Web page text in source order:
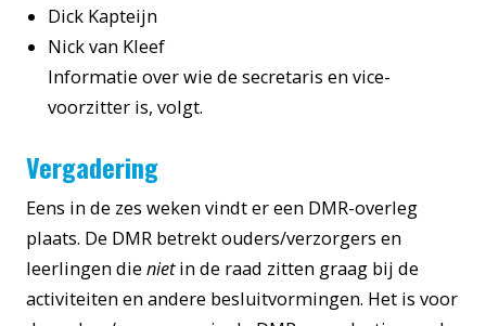
Dick Kapteijn
Nick van Kleef
Informatie over wie de secretaris en vice-
voorzitter is, volgt.
Vergadering
Eens in de zes weken vindt er een DMR-overleg
plaats. De DMR betrekt ouders/verzorgers en
leerlingen die nietin de raad zitten graag bij de
activiteiten en andere besluitvormingen. Het is voor